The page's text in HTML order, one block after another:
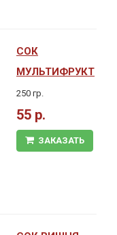
СОК
МУЛЬТИФРУКТ
250 гр.
55 р.
ЗАКАЗАТЬ